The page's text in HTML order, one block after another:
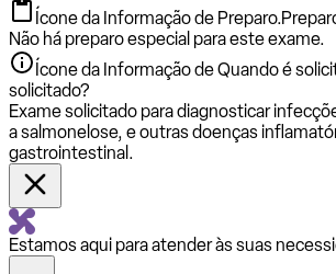
Ícone da Informação de Preparo.
Não há preparo especial para este exame.
Ícone da Informação de Quando é
solicitado?
Exame solicitado para diagnosticar
a salmonelose, e outras doenças
gastrointestinal.
Estamos aqui para atender às suas